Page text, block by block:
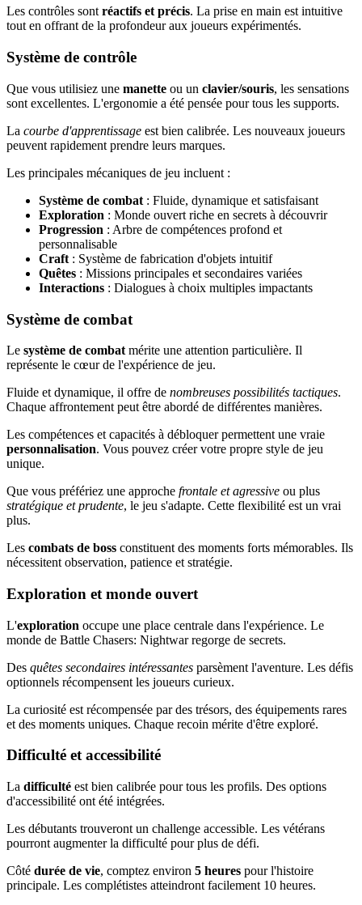
Les contrôles sontréactifs et précis. La prise en main est intuitive
tout en offrant de la profondeur aux joueurs expérimentés.
Système de contrôle
Que vous utilisiez une manette ou un clavier/souris, les sensations
sont excellentes. L'ergonomie a été pensée pour tous les supports.
La courbe d'apprentissage est bien calibrée. Les nouveaux joueurs
peuvent rapidement prendre leurs marques.
Les principales mécaniques de jeu incluent :
Système de combat : Fluide, dynamique et satisfaisant
Exploration : Monde ouvert riche en secrets à découvrir
Progression : Arbre de compétences profond et
personnalisable
Craft : Système de fabrication d'objets intuitif
Quêtes : Missions principales et secondaires variées
Interactions : Dialogues à choix multiples impactants
Système de combat
Le système de combat mérite une attention particulière. Il
représente le cœur de l'expérience de jeu.
Fluide et dynamique, il offre de nombreuses possibilités tactiques.
Chaque affrontement peut être abordé de différentes manières.
Les compétences et capacités à débloquer permettent une vraie
personnalisation. Vous pouvez créer votre propre style de jeu
unique.
Que vous préfériez une approche frontale et agressive ou plus
stratégique et prudente, le jeu s'adapte. Cette flexibilité est un vrai
plus.
Les combats de boss constituent des moments forts mémorables. Ils
nécessitent observation, patience et stratégie.
Exploration et monde ouvert
L'exploration occupe une place centrale dans l'expérience. Le
monde de Battle Chasers: Nightwar regorge de secrets.
Des quêtes secondaires intéressantes parsèment l'aventure. Les défis
optionnels récompensent les joueurs curieux.
La curiosité est récompensée par des trésors, des équipements rares
et des moments uniques. Chaque recoin mérite d'être exploré.
Difficulté et accessibilité
La difficulté est bien calibrée pour tous les profils. Des options
d'accessibilité ont été intégrées.
Les débutants trouveront un challenge accessible. Les vétérans
pourront augmenter la difficulté pour plus de défi.
Côté durée de vie, comptez environ 5 heures pour l'histoire
principale. Les complétistes atteindront facilement 10 heures.